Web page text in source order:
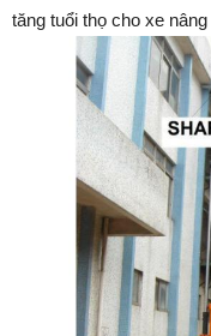
tăng tuổi thọ cho xe